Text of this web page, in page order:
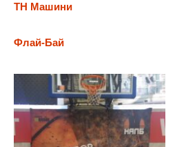
ТН Машини
Флай-Бай